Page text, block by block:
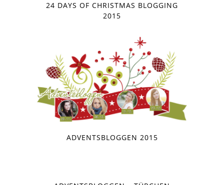
24 DAYS OF CHRISTMAS BLOGGING
2015
ADVENTSBLOGGEN 2015